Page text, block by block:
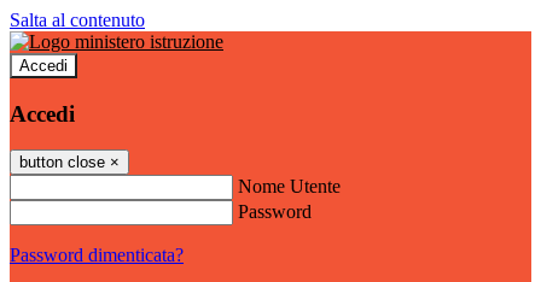
Salta al contenuto
Accedi
Accedi
button close ×
Nome Utente
Password
Password dimenticata?